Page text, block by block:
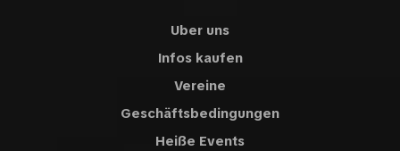
Uber uns
Infos kaufen
Vereine
Geschäftsbedingungen
Heiße Events